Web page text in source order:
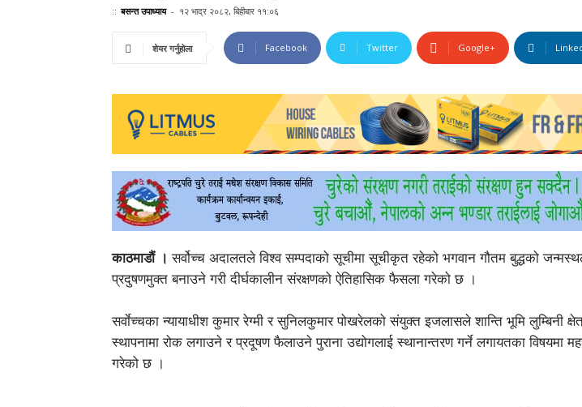
:: बसन्त उपाध्याय - १२ भाद्र २०८२, बिहीबार ११:०६
शेयर गर्नुहोला Facebook Twitter Google+
काठमाडौं । सर्वोच्च अदालतले विश्व सम्पदाको सूचीमा सूचीकृत रहेको भगवान गौतम बुद्धको
प्रदुषणमुक्त बनाउने गरी दीर्घकालीन संरक्षणको ऐतिहासिक फैसला गरेको छ ।
सर्वाेच्चका न्यायाधीश कुमार रेग्मी र सुनिलकुमार पोखरेलको संयुक्त इजलासले शान्ति भूमि लुम्बिनी
स्थापनामा रोक लगाउने र प्रदूषण फैलाउने पुराना उद्योगलाई स्थानान्तरण गर्ने लगायतका विषयमा
गरेको छ ।